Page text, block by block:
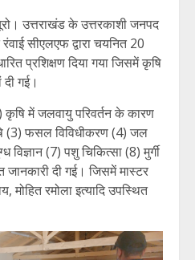
उत्तराखंड के उत्तरकाशी जनपद
सीएलएफ द्वारा चयनित 20
प्रशिक्षण दिया गया जिसमें कृषि
गई।
कृषि में जलवायु परिवर्तन के कारण
(3) फसल विविधीकरण (4) जल
विज्ञान (7) पशु चिकित्सा (8) मुर्गी
जानकारी दी गई। जिसमें मास्टर
मोहित रमोला इत्यादि उपस्थित